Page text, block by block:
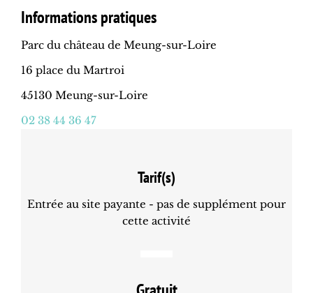
Informations pratiques
Parc du château de Meung-sur-Loire
16 place du Martroi
45130 Meung-sur-Loire
02 38 44 36 47
Tarif(s)
Entrée au site payante - pas de supplément pour
cette activité